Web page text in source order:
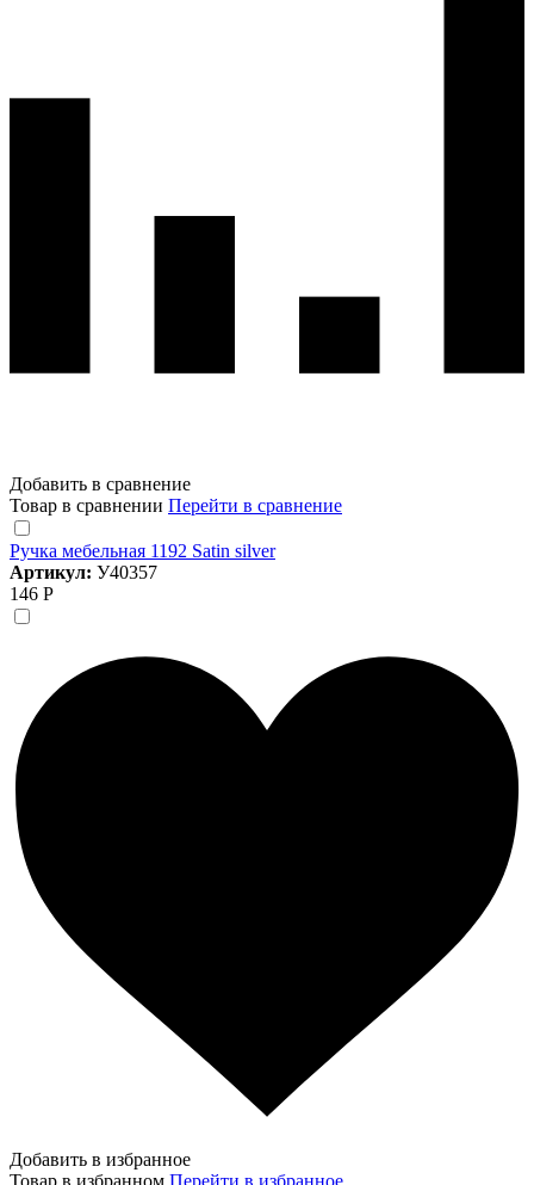
Добавить в сравнение
Товар в сравнении Перейти в сравнение
Ручка мебельная 1192 Satin silver
Артикул: У40357
146 Р
Добавить в избранное
Товар в избранном Перейти в избранное